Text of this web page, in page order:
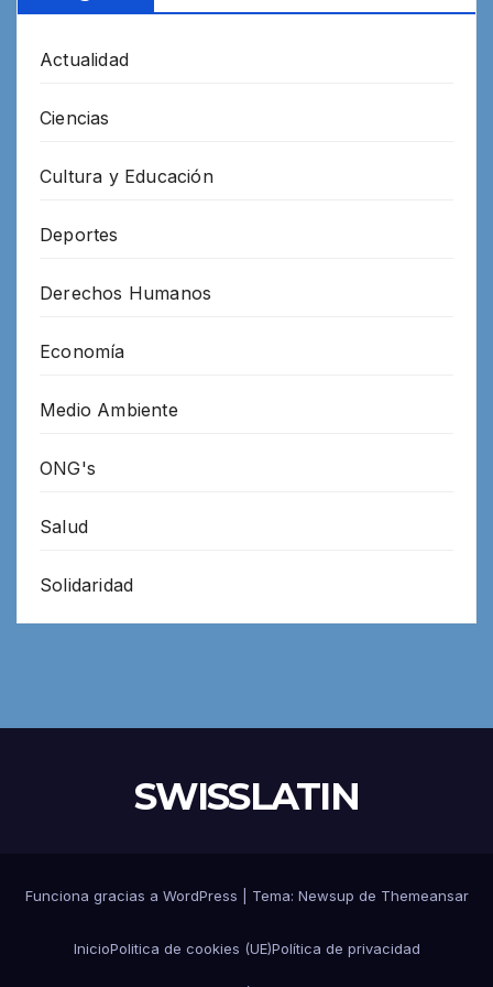
Actualidad
Ciencias
Cultura y Educación
Deportes
Derechos Humanos
Economía
Medio Ambiente
ONG's
Salud
Solidaridad
SWISSLATIN
Funciona gracias a WordPress Tema: Newsup de Themeansar
InicioPolitica de cookies (UE)Política de privacidad